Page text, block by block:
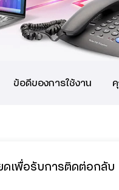
ข้อดีของการใช้งาน
ดเพื่อรับการติดต่อกลับ